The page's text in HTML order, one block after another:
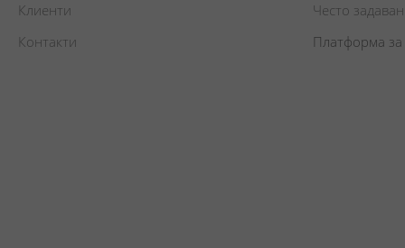
Клиенти
Контакти
Често
Платформа